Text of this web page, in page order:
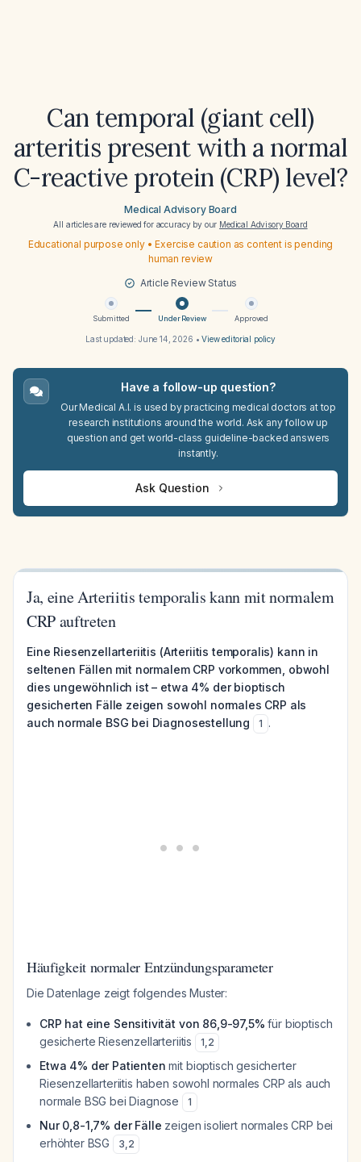
Can temporal (giant cell)
arteritis present with a normal
C-reactive protein (CRP) level?
Medical Advisory Board
All articles are reviewed for accuracy by our Medical Advisory Board
Educational purpose only • Exercise caution as content is pending
human review
Article Review Status
Submitted Under Review Approved
Last updated: June 14, 2026 •View editorial policy
Have a follow-up question?
Our Medical A.I. is used by practicing medical doctors at top
research institutions around the world. Ask any follow up
question and get world-class guideline-backed answers
instantly.
Ask Question
Ja, eine Arteriitis temporalis kann mit normalem
CRP auftreten
Eine Riesenzellarteriitis (Arteriitis temporalis) kann in
seltenen Fällen mit normalem CRP vorkommen, obwohl
dies ungewöhnlich ist – etwa 4% der bioptisch
gesicherten Fälle zeigen sowohl normales CRP als
auch normale BSG bei Diagnosestellung
1 .
Häufigkeit normaler Entzündungsparameter
Die Datenlage zeigt folgendes Muster:
CRP hat eine Sensitivität von 86,9-97,5% für bioptisch
gesicherte Riesenzellarteriitis
1,2
Etwa 4% der Patienten mit bioptisch gesicherter
Riesenzellarteriitis haben sowohl normales CRP als auch
normale BSG bei Diagnose
1
Nur 0,8-1,7% der Fälle zeigen isoliert normales CRP bei
erhöhter BSG
3,2